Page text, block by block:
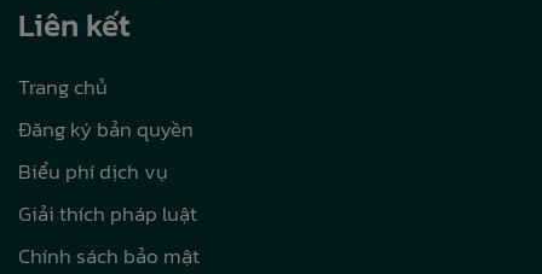
Liên kết
Trang chủ
Đăng ký bản quyền
Biểu phí dịch vụ
Giải thích pháp luật
Chính sách bảo mật